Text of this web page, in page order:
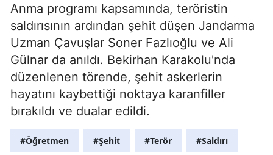
Anma programı kapsamında, teröristin
saldırısının ardından şehit düşen Jandarma
Uzman Çavuşlar Soner Fazlıoğlu ve Ali
Gülnar da anıldı. Bekirhan Karakolu'nda
düzenlenen törende, şehit askerlerin
hayatını kaybettiği noktaya karanfiller
bırakıldı ve dualar edildi.
#Öğretmen #Şehit #Terör #Saldırı